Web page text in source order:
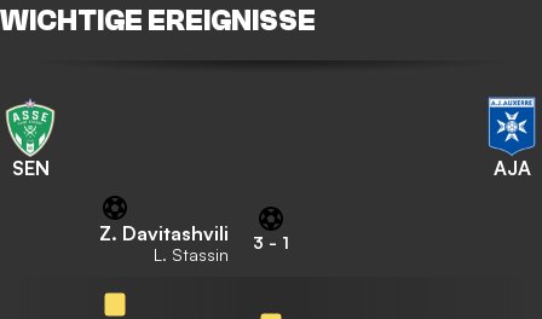
WICHTIGE EREIGNISSE
SEN AJA
Z. Davitashvili
L. Stassin
3 - 1